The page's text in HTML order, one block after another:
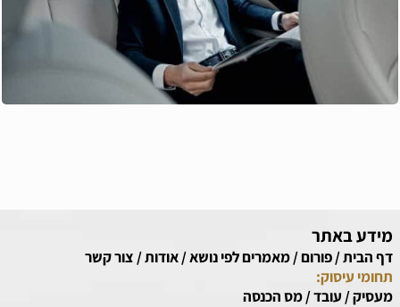
מידע באתר
דף הבית/פורום/מאמרים לפי נושא/אודות/ צור קשר
תחומי עיסוק:
מעסיק/ עובד/מס הכנסה